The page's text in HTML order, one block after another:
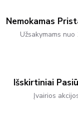
Nemokamas
Užsakymams nuo
Išskirtiniai
Įvairios